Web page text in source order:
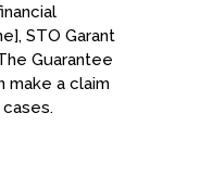
STO Garant
Guarantee
make a claim